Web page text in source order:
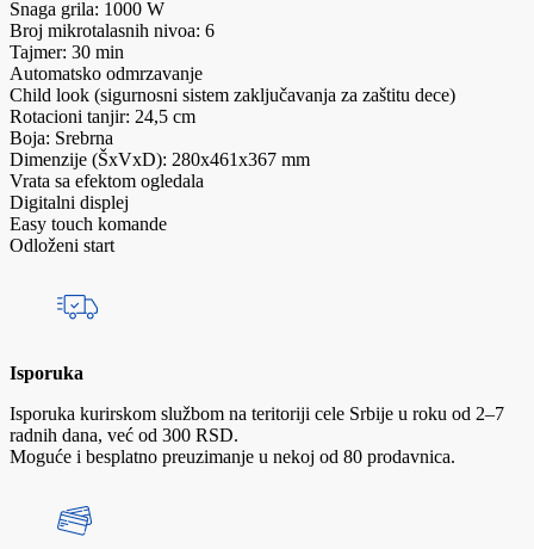
Snaga grila: 1000 W
Broj mikrotalasnih nivoa: 6
Tajmer: 30 min
Automatsko odmrzavanje
Child look (sigurnosni sistem zaključavanja za zaštitu dece)
Rotacioni tanjir: 24,5 cm
Boja: Srebrna
Dimenzije (ŠxVxD): 280x461x367 mm
Vrata sa efektom ogledala
Digitalni displej
Easy touch komande
Odloženi start
Isporuka
Isporuka kurirskom službom na teritoriji cele Srbije u roku od 2–7
radnih dana, već od 300 RSD.
Moguće i besplatno preuzimanje u nekoj od 80 prodavnica.